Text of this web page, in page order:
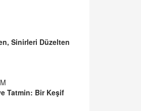
Sinirleri Düzelten
Tatmin: Bir Keşif